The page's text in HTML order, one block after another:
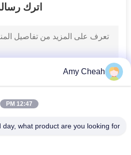
اترك
Amy Cheah
12:47 PM
day, what product are you looking for?